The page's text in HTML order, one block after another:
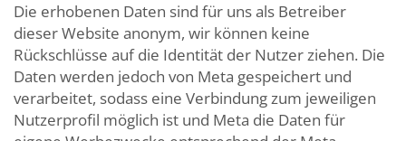
Die erhobenen Daten sind für uns als Betreiber
dieser Website anonym, wir können keine
Rückschlüsse auf die Identität der Nutzer ziehen. Die
Daten werden jedoch von Meta gespeichert und
verarbeitet, sodass eine Verbindung zum jeweiligen
Nutzerprofil möglich ist und Meta die Daten für